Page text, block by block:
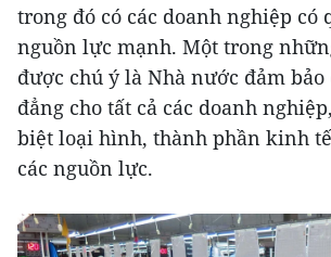
trong đó có các doanh nghiệp có
nguồn lực mạnh. Một trong
được chú ý là Nhà nước đảm
đẳng cho tất cả các doanh
biệt loại hình, thành phần kinh
các nguồn lực.